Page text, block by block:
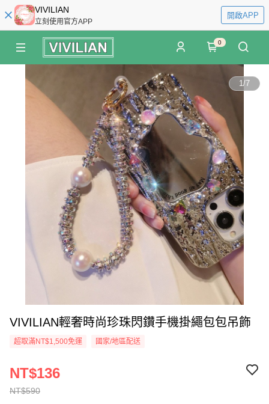
VIVILIAN
立刻使用官方APP
開啟APP
0
1/7
VIVILIAN輕奢時尚珍珠閃鑽手機掛繩包包吊飾
超取滿NT$1,500免運 國家/地區配送
NT$590
NT$136